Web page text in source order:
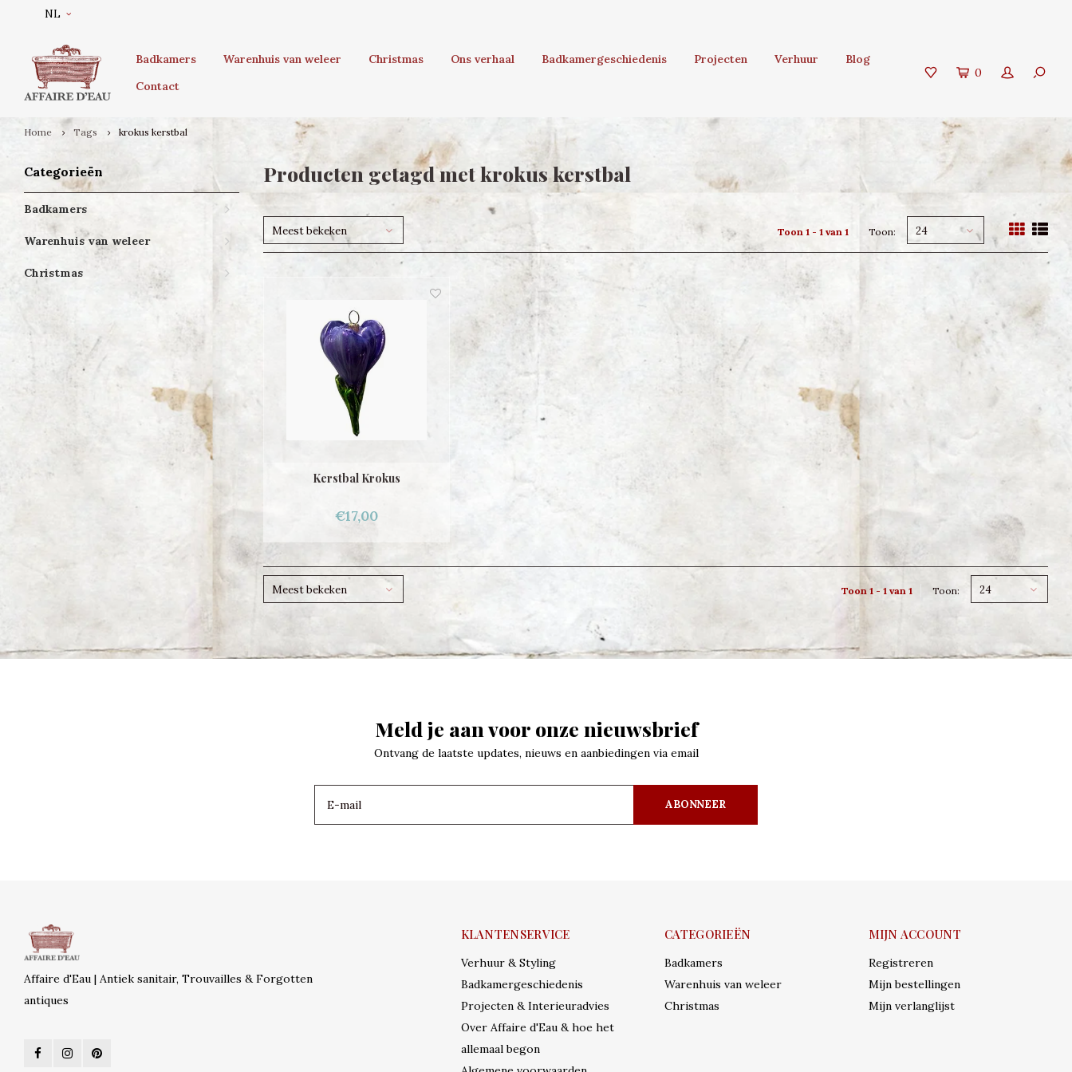
NL
Badkamers Warenhuis van weleer Christmas Ons verhaal Badkamergeschiedenis Projecten Verhuur
Blog
Contact
0
Home Tags krokus kerstbal
Categorieën
Badkamers
Warenhuis van weleer
Christmas
Producten getagd met krokus kerstbal
Meest bekeken Toon 1 - 1 van 1 Toon: 24
Kerstbal Krokus
€17,00
Meest bekeken Toon 1 - 1 van 1 Toon: 24
Meld je aan voor onze nieuwsbrief
Ontvang de laatste updates, nieuws en aanbiedingen via email
ABONNEER
Affaire d'Eau | Antiek sanitair, Trouvailles & Forgotten
antiques
KLANTENSERVICE
Verhuur & Styling
Badkamergeschiedenis
Projecten & Interieuradvies
Over Affaire d'Eau & hoe het
allemaal begon
CATEGORIEËN
Badkamers
Warenhuis van weleer
Christmas
MIJN ACCOUNT
Registreren
Mijn bestellingen
Mijn verlanglijst